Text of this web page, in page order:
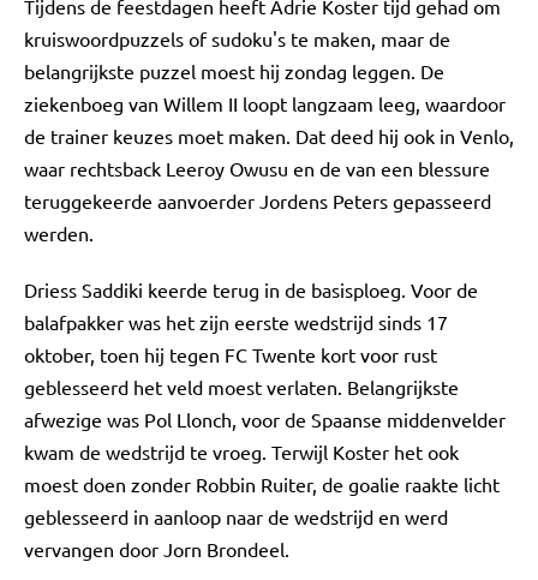
Tijdens de feestdagen heeft Adrie Koster tijd gehad om
kruiswoordpuzzels of sudoku's te maken, maar de
belangrijkste puzzel moest hij zondag leggen. De
ziekenboeg van Willem II loopt langzaam leeg, waardoor
de trainer keuzes moet maken. Dat deed hij ook in Venlo,
waar rechtsback Leeroy Owusu en de van een blessure
teruggekeerde aanvoerder Jordens Peters gepasseerd
werden.
Driess Saddiki keerde terug in de basisploeg. Voor de
balafpakker was het zijn eerste wedstrijd sinds 17
oktober, toen hij tegen FC Twente kort voor rust
geblesseerd het veld moest verlaten. Belangrijkste
afwezige was Pol Llonch, voor de Spaanse middenvelder
kwam de wedstrijd te vroeg. Terwijl Koster het ook
moest doen zonder Robbin Ruiter, de goalie raakte licht
geblesseerd in aanloop naar de wedstrijd en werd
vervangen door Jorn Brondeel.